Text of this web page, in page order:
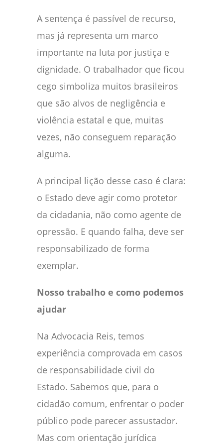
A sentença é passível de recurso,
mas já representa um marco
importante na luta por justiça e
dignidade. O trabalhador que ficou
cego simboliza muitos brasileiros
que são alvos de negligência e
violência estatal e que, muitas
vezes, não conseguem reparação
alguma.
A principal lição desse caso é clara:
o Estado deve agir como protetor
da cidadania, não como agente de
opressão. E quando falha, deve ser
responsabilizado de forma
exemplar.
Nosso trabalho e como podemos
ajudar
Na Advocacia Reis, temos
experiência comprovada em casos
de responsabilidade civil do
Estado. Sabemos que, para o
cidadão comum, enfrentar o poder
público pode parecer assustador.
Mas com orientação jurídica